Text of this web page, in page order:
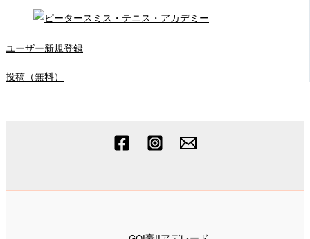
ユーザー新規登録
投稿（無料）